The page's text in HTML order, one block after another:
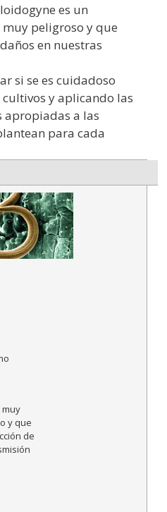
es un
peligroso y que
en nuestras
si se es cuidadoso
y aplicando las
apropiadas a las
para cada
y que
de